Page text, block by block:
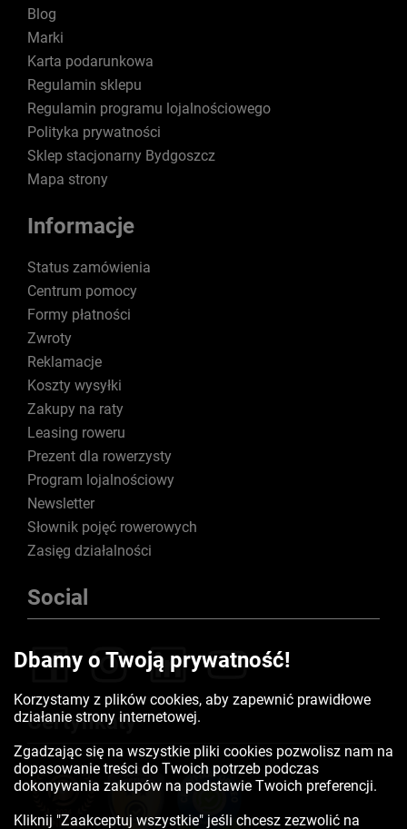
Blog
Marki
Karta podarunkowa
Regulamin sklepu
Regulamin programu lojalnościowego
Polityka prywatności
Sklep stacjonarny Bydgoszcz
Mapa strony
Informacje
Status zamówienia
Centrum pomocy
Formy płatności
Zwroty
Reklamacje
Koszty wysyłki
Zakupy na raty
Leasing roweru
Prezent dla rowerzysty
Program lojalnościowy
Newsletter
Słownik pojęć rowerowych
Zasięg działalności
Social
Certyfikaty
Dbamy o Twoją prywatność!
Korzystamy z plików cookies, aby zapewnić prawidłowe
działanie strony internetowej.
Zgadzając się na wszystkie pliki cookies pozwolisz nam na
dopasowanie treści do Twoich potrzeb podczas
dokonywania zakupów na podstawie Twoich preferencji.
Kliknij "Zaakceptuj wszystkie" jeśli chcesz zezwolić na